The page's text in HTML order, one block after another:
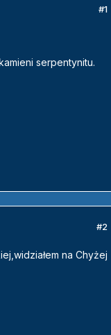
#1
serpentynitu.
#2
na Chyżej